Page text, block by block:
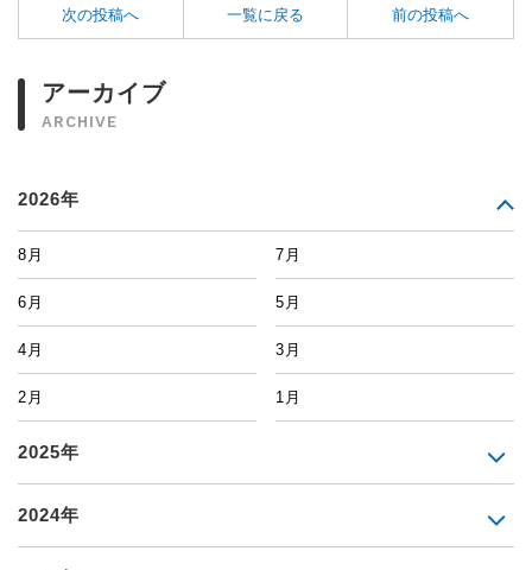
次の投稿へ 一覧に戻る 前の投稿へ
アーカイブ
ARCHIVE
2026年
8月 7月
6月 5月
4月 3月
2月 1月
2025年
2024年